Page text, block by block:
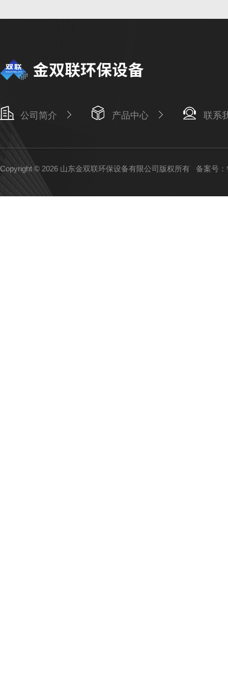
公司简介 产品中心 联系
Copyright © 2026 山东金双联环保设备有限公司版权所有 备案号